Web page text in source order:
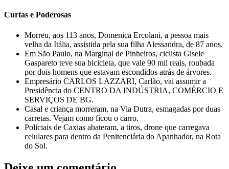
Curtas e Poderosas
Morreu, aos 113 anos, Domenica Ercolani, a pessoa mais
velha da Itália, assistida pela sua filha Alessandra, de 87 anos.
Em São Paulo, na Marginal de Pinheiros, ciclista Gisele
Gaspareto teve sua bicicleta, que vale 90 mil reais, roubada
por dois homens que estavam escondidos atrás de árvores.
Empresário CARLOS LAZZARI, Carlão, vai assumir a
Presidência do CENTRO DA INDÚSTRIA, COMÉRCIO E
SERVIÇOS DE BG.
Casal e criança morreram, na Via Dutra, esmagadas por duas
carretas. Vejam como ficou o carro.
Policiais de Caxias abateram, a tiros, drone que carregava
celulares para dentro da Penitenciária do Apanhador, na Rota
do Sol.